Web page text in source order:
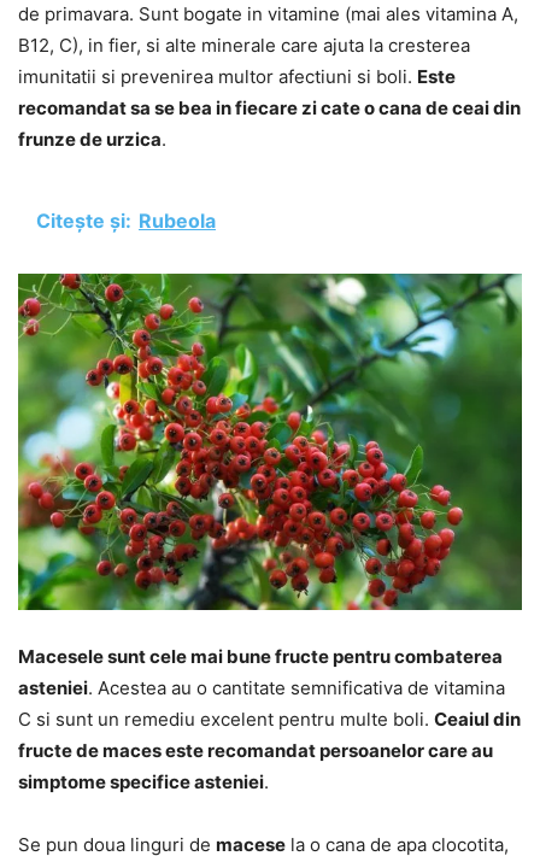
de primavara. Sunt bogate in vitamine (mai ales vitamina A,
B12, C), in fier, si alte minerale care ajuta la cresterea
imunitatii si prevenirea multor afectiuni si boli. Este
recomandat sa se bea in fiecare zi cate o cana de ceai din
frunze de urzica.
Citește și: Rubeola
Macesele sunt cele mai bune fructe pentru combaterea
asteniei. Acestea au o cantitate semnificativa de vitamina
C si sunt un remediu excelent pentru multe boli. Ceaiul din
fructe de maces este recomandat persoanelor care au
simptome specifice asteniei.
Se pun doua linguri de macese la o cana de apa clocotita,